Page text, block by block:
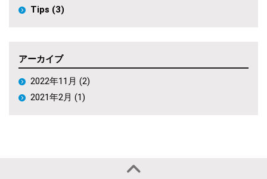
Tips (3)
アーカイブ
2022年11月 (2)
2021年2月 (1)